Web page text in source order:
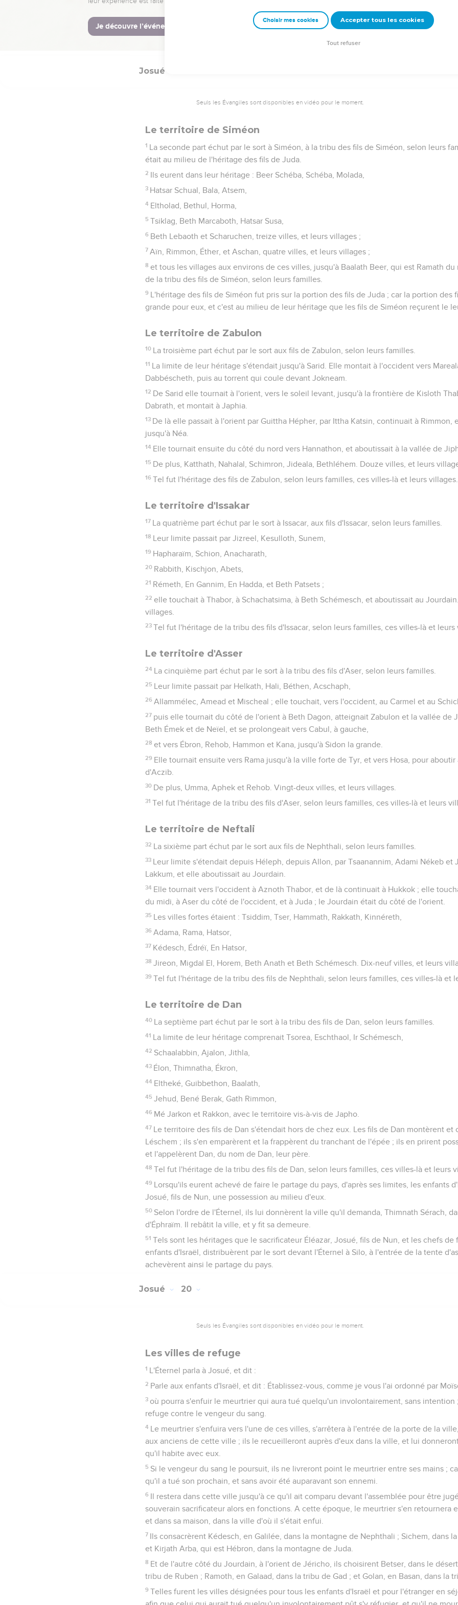
28 Tséla, Eleph, Jebus, qui est Jérusalem, Guibeath, et Kirjath ; quatorze villes, et leurs
Josué
Seuls les Évangiles sont disponibles en vidéo pour le moment.
Le territoire de Siméon
1 La seconde part échut par le sort à Siméon, à la tribu des fils de Siméon, selon leurs
était au milieu de l'héritage des fils de Juda.
2 Ils eurent dans leur héritage : Beer Schéba, Schéba, Molada,
3 Hatsar Schual, Bala, Atsem,
4 Eltholad, Bethul, Horma,
5 Tsiklag, Beth Marcaboth, Hatsar Susa,
6 Beth Lebaoth et Scharuchen, treize villes, et leurs villages ;
7 Aïn, Rimmon, Éther, et Aschan, quatre villes, et leurs villages ;
8 et tous les villages aux environs de ces villes, jusqu'à Baalath Beer, qui est Ramath
de la tribu des fils de Siméon, selon leurs familles.
9 L'héritage des fils de Siméon fut pris sur la portion des fils de Juda ; car la portion des
grande pour eux, et c'est au milieu de leur héritage que les fils de Siméon reçurent le
Le territoire de Zabulon
10 La troisième part échut par le sort aux fils de Zabulon, selon leurs familles.
11 La limite de leur héritage s'étendait jusqu'à Sarid. Elle montait à l'occident vers
Dabbéscheth, puis au torrent qui coule devant Jokneam.
12 De Sarid elle tournait à l'orient, vers le soleil levant, jusqu'à la frontière de Kisloth
Dabrath, et montait à Japhia.
13 De là elle passait à l'orient par Guittha Hépher, par Ittha Katsin, continuait à Rimmon,
jusqu'à Néa.
14 Elle tournait ensuite du côté du nord vers Hannathon, et aboutissait à la vallée de
15 De plus, Katthath, Nahalal, Schimron, Jideala, Bethléhem. Douze villes, et leurs
16 Tel fut l'héritage des fils de Zabulon, selon leurs familles, ces villes-là et leurs villages.
Le territoire d'Issakar
17 La quatrième part échut par le sort à Issacar, aux fils d'Issacar, selon leurs familles.
18 Leur limite passait par Jizreel, Kesulloth, Sunem,
19 Hapharaïm, Schion, Anacharath,
20 Rabbith, Kischjon, Abets,
21 Rémeth, En Gannim, En Hadda, et Beth Patsets ;
22 elle touchait à Thabor, à Schachatsima, à Beth Schémesch, et aboutissait au
villages.
23 Tel fut l'héritage de la tribu des fils d'Issacar, selon leurs familles, ces villes-là et leurs
Le territoire d'Asser
24 La cinquième part échut par le sort à la tribu des fils d'Aser, selon leurs familles.
25 Leur limite passait par Helkath, Hali, Béthen, Acschaph,
26 Allammélec, Amead et Mischeal ; elle touchait, vers l'occident, au Carmel et au
27 puis elle tournait du côté de l'orient à Beth Dagon, atteignait Zabulon et la vallée de
Beth Émek et de Neïel, et se prolongeait vers Cabul, à gauche,
28 et vers Ébron, Rehob, Hammon et Kana, jusqu'à Sidon la grande.
29 Elle tournait ensuite vers Rama jusqu'à la ville forte de Tyr, et vers Hosa, pour
d'Aczib.
30 De plus, Umma, Aphek et Rehob. Vingt-deux villes, et leurs villages.
31 Tel fut l'héritage de la tribu des fils d'Aser, selon leurs familles, ces villes-là et leurs
Le territoire de Neftali
32 La sixième part échut par le sort aux fils de Nephthali, selon leurs familles.
33 Leur limite s'étendait depuis Héleph, depuis Allon, par Tsaanannim, Adami Nékeb et
Lakkum, et elle aboutissait au Jourdain.
34 Elle tournait vers l'occident à Aznoth Thabor, et de là continuait à Hukkok ; elle
du midi, à Aser du côté de l'occident, et à Juda ; le Jourdain était du côté de l'orient.
35 Les villes fortes étaient : Tsiddim, Tser, Hammath, Rakkath, Kinnéreth,
36 Adama, Rama, Hatsor,
37 Kédesch, Édréï, En Hatsor,
38 Jireon, Migdal El, Horem, Beth Anath et Beth Schémesch. Dix-neuf villes, et leurs
39 Tel fut l'héritage de la tribu des fils de Nephthali, selon leurs familles, ces villes-là et
Le territoire de Dan
40 La septième part échut par le sort à la tribu des fils de Dan, selon leurs familles.
41 La limite de leur héritage comprenait Tsorea, Eschthaol, Ir Schémesch,
42 Schaalabbin, Ajalon, Jithla,
43 Élon, Thimnatha, Ékron,
44 Eltheké, Guibbethon, Baalath,
45 Jehud, Bené Berak, Gath Rimmon,
46 Mé Jarkon et Rakkon, avec le territoire vis-à-vis de Japho.
47 Le territoire des fils de Dan s'étendait hors de chez eux. Les fils de Dan montèrent et
Léschem ; ils s'en emparèrent et la frappèrent du tranchant de l'épée ; ils en prirent
et l'appelèrent Dan, du nom de Dan, leur père.
48 Tel fut l'héritage de la tribu des fils de Dan, selon leurs familles, ces villes-là et leurs
49 Lorsqu'ils eurent achevé de faire le partage du pays, d'après ses limites, les enfants
Josué, fils de Nun, une possession au milieu d'eux.
50 Selon l'ordre de l'Éternel, ils lui donnèrent la ville qu'il demanda, Thimnath Sérach,
d'Éphraïm. Il rebâtit la ville, et y fit sa demeure.
51 Tels sont les héritages que le sacrificateur Éléazar, Josué, fils de Nun, et les chefs de
enfants d'Israël, distribuèrent par le sort devant l'Éternel à Silo, à l'entrée de la tente
achevèrent ainsi le partage du pays.
Josué 20
Seuls les Évangiles sont disponibles en vidéo pour le moment.
Les villes de refuge
1 L'Éternel parla à Josué, et dit :
2 Parle aux enfants d'Israël, et dit : Établissez-vous, comme je vous l'ai ordonné par
3 où pourra s'enfuir le meurtrier qui aura tué quelqu'un involontairement, sans intention
refuge contre le vengeur du sang.
4 Le meurtrier s'enfuira vers l'une de ces villes, s'arrêtera à l'entrée de la porte de la
aux anciens de cette ville ; ils le recueilleront auprès d'eux dans la ville, et lui
qu'il habite avec eux.
5 Si le vengeur du sang le poursuit, ils ne livreront point le meurtrier entre ses mains ;
qu'il a tué son prochain, et sans avoir été auparavant son ennemi.
6 Il restera dans cette ville jusqu'à ce qu'il ait comparu devant l'assemblée pour être
souverain sacrificateur alors en fonctions. A cette époque, le meurtrier s'en retournera
et dans sa maison, dans la ville d'où il s'était enfui.
7 Ils consacrèrent Kédesch, en Galilée, dans la montagne de Nephthali ; Sichem, dans
et Kirjath Arba, qui est Hébron, dans la montagne de Juda.
8 Et de l'autre côté du Jourdain, à l'orient de Jéricho, ils choisirent Betser, dans le
tribu de Ruben ; Ramoth, en Galaad, dans la tribu de Gad ; et Golan, en Basan, dans la
9 Telles furent les villes désignées pour tous les enfants d'Israël et pour l'étranger en
Choisir mes cookies Accepter tous les cookies
Tout refuser